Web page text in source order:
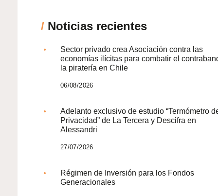
/ Noticias recientes
Sector privado crea Asociación contra las
economías ilícitas para combatir el
la piratería en Chile
06/08/2026
Adelanto exclusivo de estudio “Termómetro
Privacidad” de La Tercera y Descifra en
Alessandri
27/07/2026
Régimen de Inversión para los Fondos
Generacionales